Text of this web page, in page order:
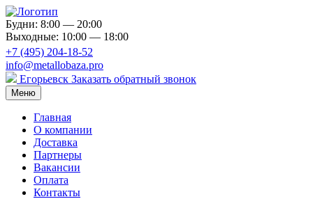
Будни: 8:00 — 20:00
Выходные: 10:00 — 18:00
+7 (495) 204-18-52
info@metallobaza.pro
Егорьевск Заказать обратный звонок
Меню
Главная
О компании
Доставка
Партнеры
Вакансии
Оплата
Контакты